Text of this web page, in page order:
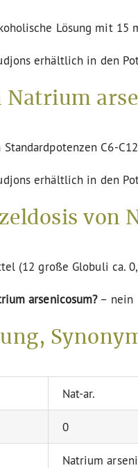
Lösung mit 15
erhältlich in den
Natrium
C6-
erhältlich in den
von
(12 große Globuli ca.
arsenicosum?– nein
Nat-ar.
0
Natrium